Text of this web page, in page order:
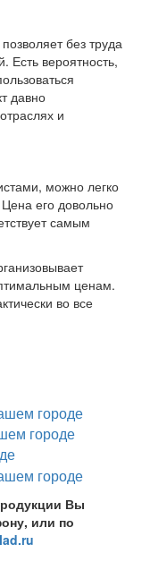
без труда
Есть вероятность,
давно
и
можно легко
его довольно
самым
ценам.
во все
Вы
или по